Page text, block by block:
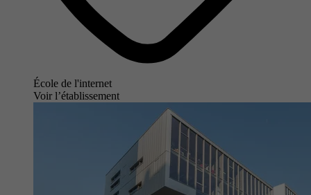
École de l'internet
Voir l’établissement